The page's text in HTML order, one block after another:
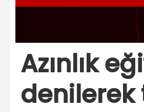
Azınlık
denilerek